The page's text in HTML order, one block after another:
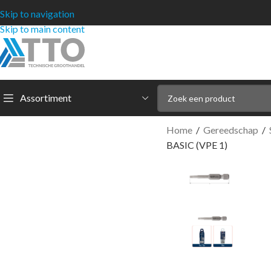
Skip to navigation
Skip to main content
Assortiment
Home / Gereedschap /
BASIC (VPE 1)